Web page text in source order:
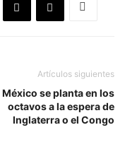
Artículos siguientes
México se planta en los
octavos a la espera de
Inglaterra o el Congo